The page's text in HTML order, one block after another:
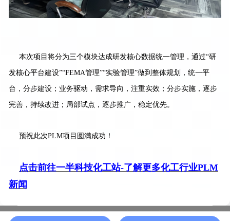
本次项目将分为三个模块达成研发核心数据统一管理，通过“研
发核心平台建设”“FEMA管理”“实验管理”做到整体规划，统一平
台，分步建设；业务驱动，需求导向，注重实效；分步实施，逐步
完善，持续改进；局部试点，逐步推广，稳定优先。
预祝此次PLM项目圆满成功！
点击前往一半科技化工站-了解更多化工行业PLM
新闻
苏ICP备19037339号-10 | 版权所有：一半科技（江苏）有限公司 友情链